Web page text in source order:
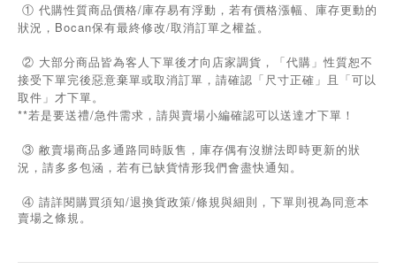
① 代購性質商品價格/庫存易有浮動，若有價格漲幅、庫存更動的
狀況，Bocan保有最終修改/取消訂單之權益。
② 大部分商品皆為客人下單後才向店家調貨，「代購」性質恕不
接受下單完後惡意棄單或取消訂單，請確認「尺寸正確」且「可以
取件」才下單。
**若是要送禮/急件需求，請與賣場小編確認可以送達才下單！
③ 敝賣場商品多通路同時販售，庫存偶有沒辦法即時更新的狀
況，請多多包涵，若有已缺貨情形我們會盡快通知。
④ 請詳閱購買須知/退換貨政策/條規與細則，下單則視為同意本
賣場之條規。